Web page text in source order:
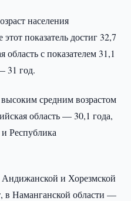
населения
показатель достиг 32,7
область с показателем 31,1
31 год.
средним возрастом
область — 30,1 года,
Республика
Андижанской и Хорезмской
в Наманганской области —